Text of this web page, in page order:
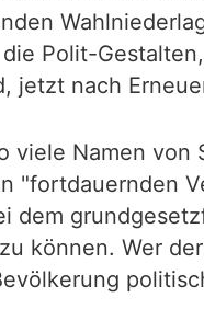
Polit-
jetzt nach
viele Namen
"fortdauernden
dem
können. Wer